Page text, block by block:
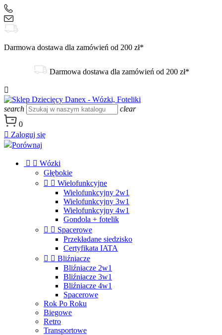
Darmowa dostawa dla zamówień od 200 zł*
Darmowa dostawa dla zamówień od 200 zł*

search
clear
0
 Zaloguj się
Porównaj
  Wózki
Głębokie
  Wielofunkcyjne
Wielofunkcyjny 2w1
Wielofunkcyjny 3w1
Wielofunkcyjny 4w1
Gondola + fotelik
  Spacerowe
Przekładane siedzisko
Certyfikata IATA
  Bliźniacze
Bliźniacze 2w1
Bliźniacze 3w1
Bliźniacze 4w1
Spacerowe
Rok Po Roku
Biegowe
Retro
Transportowe